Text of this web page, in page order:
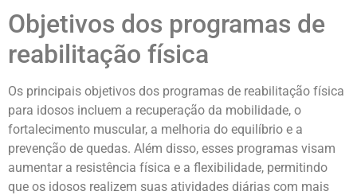
Objetivos dos programas de
reabilitação física
Os principais objetivos dos programas de reabilitação física
para idosos incluem a recuperação da mobilidade, o
fortalecimento muscular, a melhoria do equilíbrio e a
prevenção de quedas. Além disso, esses programas visam
aumentar a resistência física e a flexibilidade, permitindo
que os idosos realizem suas atividades diárias com mais